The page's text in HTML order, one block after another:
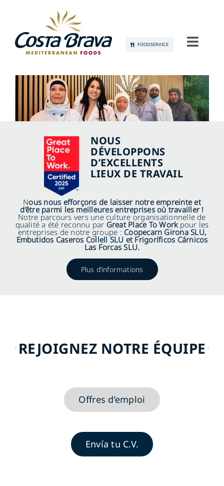
content
FOODSERVICE
DURABILITÉ
COMMUNICATION
CONTACT
NOUS
DÉVELOPPONS
D’EXCELLENTS
LIEUX DE TRAVAIL
Nous nous efforçons de laisser notre empreinte et
d’être parmi les meilleures entreprises où travailler !
Notre parcours vers une culture organisationnelle de
qualité a été reconnu par Great Place To Workpour les
entreprises de notre groupe : Coopecarn Girona SLU,
Embutidos Caseros Collell SLU et Frigoríficos Cárnicos
Las Forcas SLU.
Plus d’informations
REJOIGNEZ NOTRE ÉQUIPE
Offres d’emploi
Envía tu C.V.